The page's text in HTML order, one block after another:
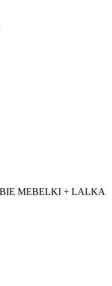
MEBELKI + LALKA